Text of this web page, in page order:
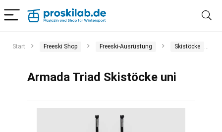
Start Freeski Shop Freeski-Ausrüstung Skistöcke
Armada Triad Skistöcke uni